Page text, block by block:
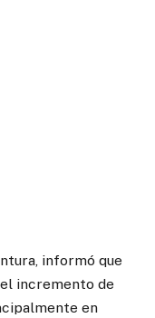
informó que
incremento de
en